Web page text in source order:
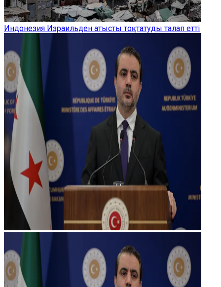
Индонезия Израильден атысты тоқтатуды талап етті